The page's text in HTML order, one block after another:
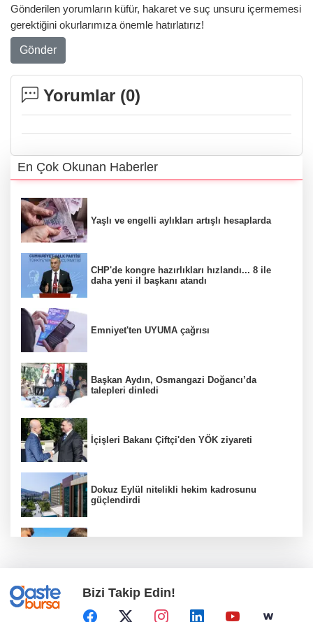
Gönderilen yorumların küfür, hakaret ve suç unsuru içermemesi
gerektiğini okurlarımıza önemle hatırlatırız!
Gönder
Yorumlar (0)
En Çok Okunan Haberler
Yaşlı ve engelli aylıkları artışlı hesaplarda
CHP'de kongre hazırlıkları hızlandı... 8 ile
daha yeni il başkanı atandı
Emniyet'ten UYUMA çağrısı
Başkan Aydın, Osmangazi Doğancı’da
talepleri dinledi
İçişleri Bakanı Çiftçi'den YÖK ziyareti
Dokuz Eylül nitelikli hekim kadrosunu
güçlendirdi
BLOK3'ten Spotify Türkiye'de tarihi rekor...
girdi
Bizi Takip Edin!